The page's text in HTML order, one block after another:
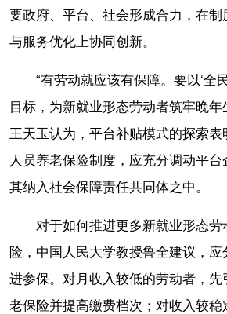
要政府、平台、社会形成合力，在制
与服务优化上协同创新。
“有劳动就应该有保障。要以‘全
目标，为新就业形态劳动者筑牢晚年
王天玉认为，平台补贴模式的探索表
人员养老保险制度，应充分调动平
其纳入社会保障责任共同体之中。
对于如何推进更多新就业形态劳
险，中国人民大学教授鲁全建议，
进参保。对月收入较低的劳动者，先
老保险并提高缴费档次；对收入较